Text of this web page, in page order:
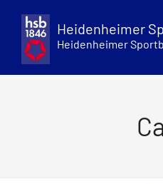
content
Heidenheimer
Heidenheimer